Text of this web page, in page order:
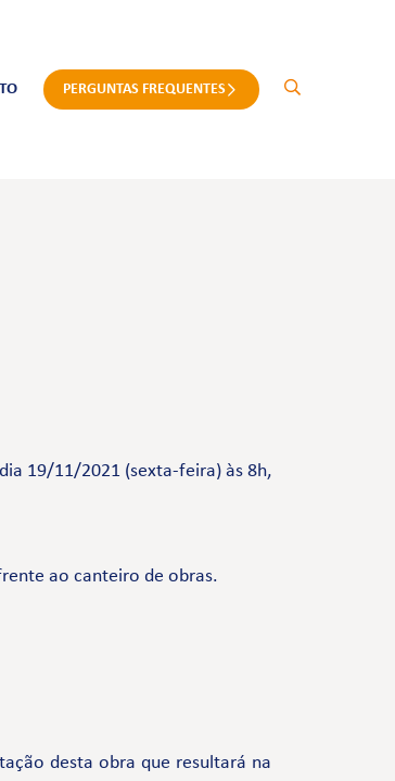
PERGUNTAS FREQUENTES
19/11/2021 (sexta-feira) às 8h,
ao canteiro de obras.
desta obra que resultará na